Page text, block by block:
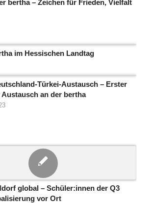
bertha – Zeichen für Frieden, Vielfalt
im Hessischen Landtag
Türkei-Austausch – Erster
an der bertha
global – Schüler:innen der Q3
vor Ort